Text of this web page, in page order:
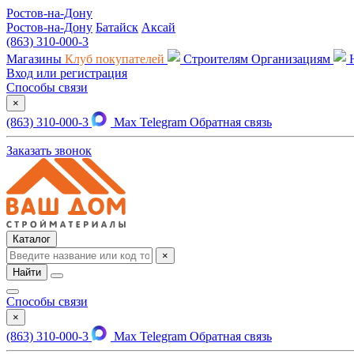
Ростов-на-Дону
Ростов-на-Дону Батайск Аксай
(863) 310-000-3
Магазины Клуб покупателей Строителям Организациям
Вход или регистрация
Способы связи
×
(863) 310-000-3 Max Telegram Обратная связь
Заказать звонок
Каталог
×
Найти
Способы связи
×
(863) 310-000-3 Max Telegram Обратная связь